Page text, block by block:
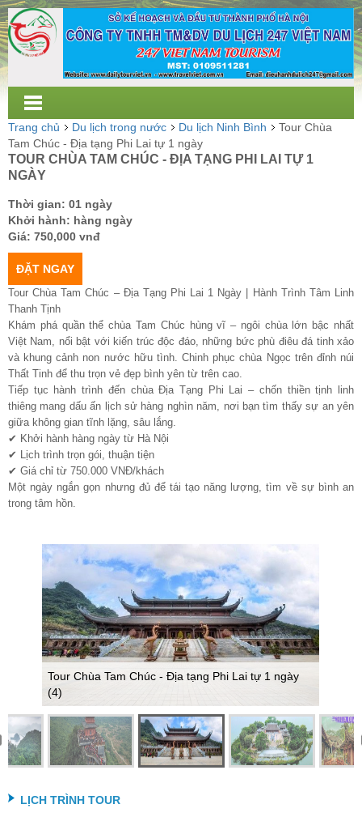
Trang chủ Du lịch trong nước Du lịch Ninh Bình
Tour Chùa
Tam Chúc - Địa tạng Phi Lai tự 1 ngày
TOUR CHÙA TAM CHÚC - ĐỊA TẠNG PHI LAI TỰ 1
NGÀY
Thời gian: 01 ngày
Khởi hành: hàng ngày
Giá: 750,000 vnđ
ĐẶT NGAY
Tour Chùa Tam Chúc – Địa Tạng Phi Lai 1 Ngày | Hành Trình Tâm Linh
Thanh Tịnh
Khám phá quần thể chùa Tam Chúc hùng vĩ – ngôi chùa lớn bậc nhất
Việt Nam, nổi bật với kiến trúc độc đáo, những bức phù điêu đá tinh xảo
và khung cảnh non nước hữu tình. Chinh phục chùa Ngọc trên đỉnh núi
Thất Tinh để thu trọn vẻ đẹp bình yên từ trên cao.
Tiếp tục hành trình đến chùa Địa Tạng Phi Lai – chốn thiền tịnh linh
thiêng mang dấu ấn lịch sử hàng nghìn năm, nơi bạn tìm thấy sự an yên
giữa không gian tĩnh lặng, sâu lắng.
✔ Khởi hành hàng ngày từ Hà Nội
✔ Lịch trình trọn gói, thuận tiện
✔ Giá chỉ từ 750.000 VNĐ/khách
Một ngày ngắn gọn nhưng đủ để tái tạo năng lượng, tìm về sự bình an
trong tâm hồn.
Tour Chùa Tam Chúc - Địa tạng Phi Lai
LỊCH TRÌNH TOUR